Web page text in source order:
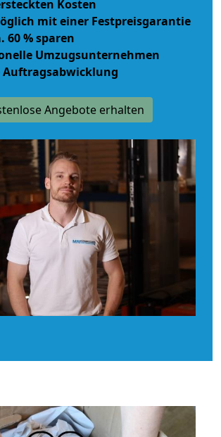
Kosten
mit einer Festpreisgarantie
60 % sparen
Umzugsunternehmen
Auftragsabwicklung
Angebote erhalten